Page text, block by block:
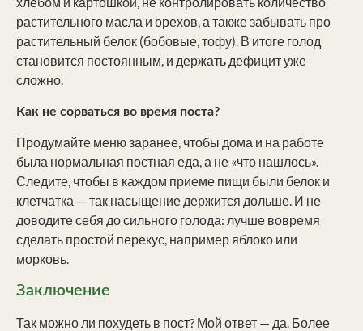
растительного масла и орехов, а также забывать про
растительный белок (бобовые, тофу). В итоге голод
становится постоянным, и держать дефицит уже
сложно.
Как не сорваться во время поста?
Продумайте меню заранее, чтобы дома и на работе
была нормальная постная еда, а не «что нашлось».
Следите, чтобы в каждом приеме пищи были белок и
клетчатка — так насыщение держится дольше. И не
доводите себя до сильного голода: лучше вовремя
сделать простой перекус, например яблоко или
морковь.
Заключение
Так можно ли похудеть в пост? Мой ответ — да. Более